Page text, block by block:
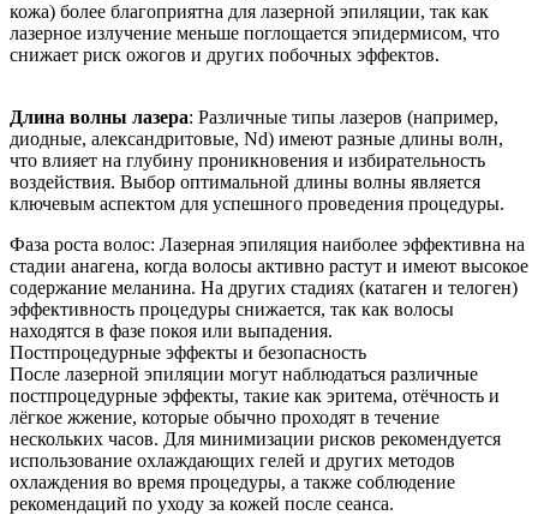
кожа) более благоприятна для лазерной эпиляции, так как
лазерное излучение меньше поглощается эпидермисом, что
снижает риск ожогов и других побочных эффектов.
Длина волны лазера: Различные типы лазеров (например,
диодные, александритовые, Nd) имеют разные длины волн,
что влияет на глубину проникновения и избирательность
воздействия. Выбор оптимальной длины волны является
ключевым аспектом для успешного проведения процедуры.
Фаза роста волос: Лазерная эпиляция наиболее эффективна на
стадии анагена, когда волосы активно растут и имеют высокое
содержание меланина. На других стадиях (катаген и телоген)
эффективность процедуры снижается, так как волосы
находятся в фазе покоя или выпадения.
Постпроцедурные эффекты и безопасность
После лазерной эпиляции могут наблюдаться различные
постпроцедурные эффекты, такие как эритема, отёчность и
лёгкое жжение, которые обычно проходят в течение
нескольких часов. Для минимизации рисков рекомендуется
использование охлаждающих гелей и других методов
охлаждения во время процедуры, а также соблюдение
рекомендаций по уходу за кожей после сеанса.